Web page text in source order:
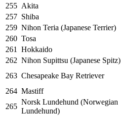
255 Akita
257 Shiba
259 Nihon Teria (Japanese Terrier)
260 Tosa
261
Hokkaido
262 Nihon Supittsu (Japanese Spitz)
263 Chesapeake Bay Retriever
264 Mastiff
265
Norsk Lundehund (Norwegian
Lundehund)